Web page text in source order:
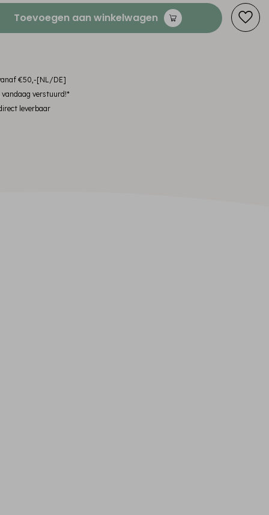
Toevoegen aan winkelwagen
€50,-[NL/DE]
vandaag verstuurd!*
leverbaar